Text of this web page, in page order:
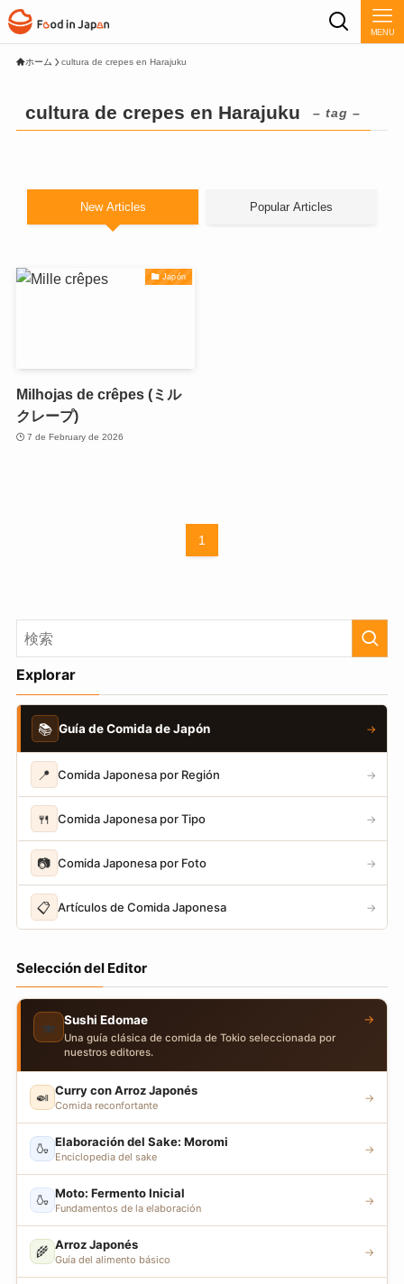
MENU
ホーム cultura de crepes en Harajuku
cultura de crepes en Harajuku – tag –
New Articles Popular Articles
Japón
Milhojas de crêpes (ミル
クレープ)
7 de February de 2026
1
Explorar
📚 Guía de Comida de Japón →
📍 Comida Japonesa por Región →
🍴 Comida Japonesa por Tipo →
📷 Comida Japonesa por Foto →
📋 Artículos de Comida Japonesa →
Selección del Editor
🍣 Sushi Edomae
Una guía clásica de comida de Tokio seleccionada por
nuestros editores.
→
🍛 Curry con Arroz Japonés
Comida reconfortante
→
🍶 Elaboración del Sake: Moromi
Enciclopedia del sake
→
🍶 Moto: Fermento Inicial
Fundamentos de la elaboración
→
🌾 Arroz Japonés
Guía del alimento básico
→